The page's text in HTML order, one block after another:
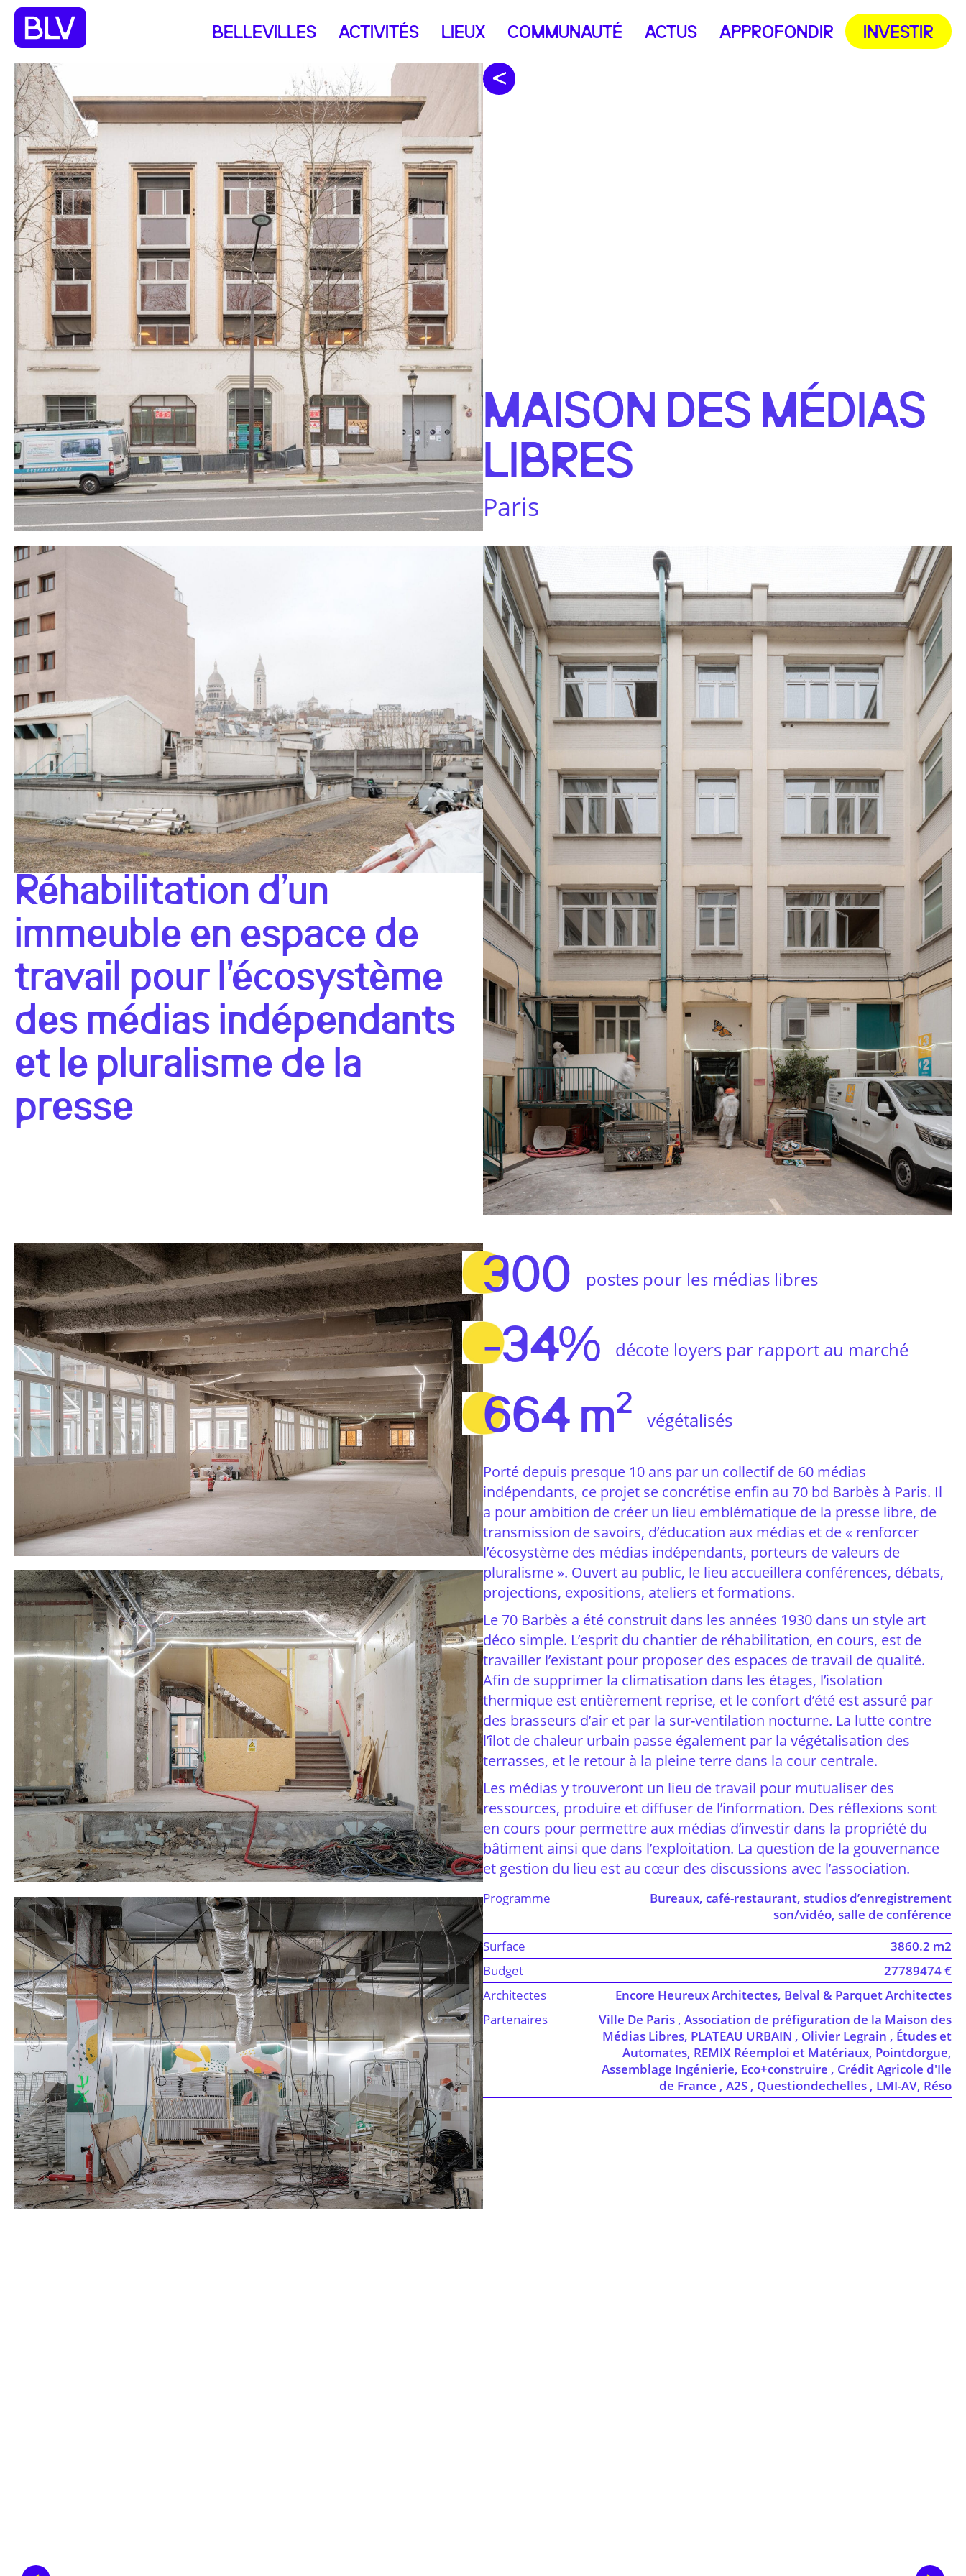
BELLEVILLES ACTIVITÉS LIEUX COMMUNAUTÉ ACTUS APPROFONDIR INVESTIR
MAISON DES MÉDIAS
LIBRES
Paris
Réhabilitation d’un
immeuble en espace de
travail pour l’écosystème
des médias indépendants
et le pluralisme de la
presse
300 postes pour les médias libres
-34% décote loyers par rapport au marché
664 m² végétalisés
Porté depuis presque 10 ans par un collectif de 60 médias
indépendants, ce projet se concrétise enfin au 70 bd Barbès à Paris. Il
a pour ambition de créer un lieu emblématique de la presse libre, de
transmission de savoirs, d’éducation aux médias et de « renforcer
l’écosystème des médias indépendants, porteurs de valeurs de
pluralisme ». Ouvert au public, le lieu accueillera conférences, débats,
projections, expositions, ateliers et formations.
Le 70 Barbès a été construit dans les années 1930 dans un style art
déco simple. L’esprit du chantier de réhabilitation, en cours, est de
travailler l’existant pour proposer des espaces de travail de qualité.
Afin de supprimer la climatisation dans les étages, l’isolation
thermique est entièrement reprise, et le confort d’été est assuré par
des brasseurs d’air et par la sur-ventilation nocturne. La lutte contre
l’îlot de chaleur urbain passe également par la végétalisation des
terrasses, et le retour à la pleine terre dans la cour centrale.
Les médias y trouveront un lieu de travail pour mutualiser des
ressources, produire et diffuser de l’information. Des réflexions sont
en cours pour permettre aux médias d’investir dans la propriété du
bâtiment ainsi que dans l’exploitation. La question de la gouvernance
et gestion du lieu est au cœur des discussions avec l’association.
Programme
Bureaux, café-restaurant, studios d’enregistrement
son/vidéo, salle de conférence
Surface
3860.2 m2
Budget
27789474 €
Architectes
Encore Heureux Architectes, Belval & Parquet Architectes
Partenaires
Ville De Paris , Association de préfiguration de la Maison des
Médias Libres, PLATEAU URBAIN , Olivier Legrain , Études et
Automates, REMIX Réemploi et Matériaux, Pointdorgue,
Assemblage Ingénierie, Eco+construire , Crédit Agricole d'Ile
de France , A2S , Questiondechelles , LMI-AV, Réso